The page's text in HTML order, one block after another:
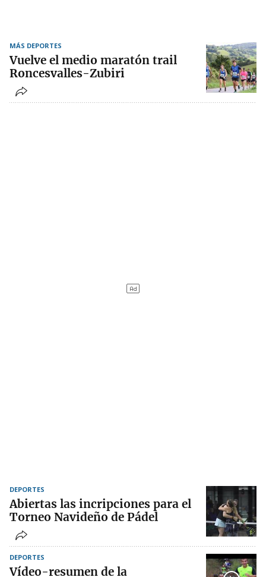
MÁS DEPORTES
Vuelve el medio maratón trail
Roncesvalles-Zubiri
DEPORTES
Abiertas las incripciones para el
Torneo Navideño de Pádel
DEPORTES
Vídeo-resumen de la